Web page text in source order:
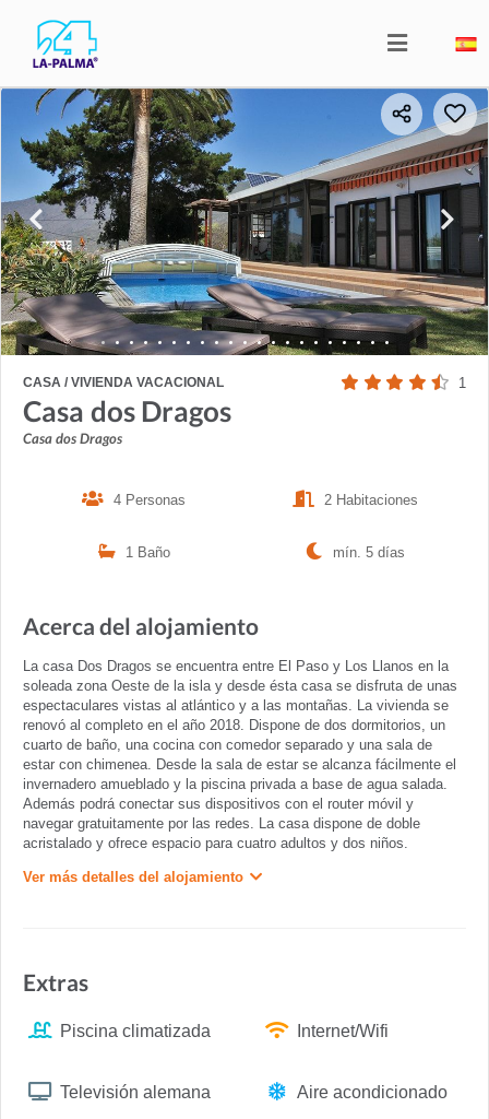
CASA / VIVIENDA VACACIONAL 1
Casa dos Dragos
Casa dos Dragos
4 Personas 2 Habitaciones
1 Baño mín. 5 días
Acerca del alojamiento
La casa Dos Dragos se encuentra entre El Paso y Los Llanos en la
soleada zona Oeste de la isla y desde ésta casa se disfruta de unas
espectaculares vistas al atlántico y a las montañas. La vivienda se
renovó al completo en el año 2018. Dispone de dos dormitorios, un
cuarto de baño, una cocina con comedor separado y una sala de
estar con chimenea. Desde la sala de estar se alcanza fácilmente el
invernadero amueblado y la piscina privada a base de agua salada.
Además podrá conectar sus dispositivos con el router móvil y
navegar gratuitamente por las redes. La casa dispone de doble
acristalado y ofrece espacio para cuatro adultos y dos niños.
Ver más detalles del alojamiento
Extras
Piscina climatizada Internet/Wifi
Televisión alemana Aire acondicionado